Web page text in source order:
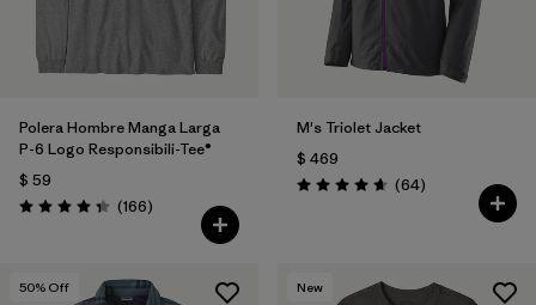
Polera Hombre Manga Larga
P-6 Logo Responsibili-Tee®
$ 59
Valoración: 4.4 / 5
(166Comentarios
)
M's Triolet Jacket
$ 469
Valoración: 4.7 / 5
(64Comentarios
)
50% Off New